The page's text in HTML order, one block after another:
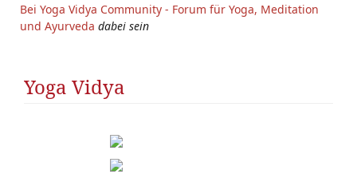
Bei Yoga Vidya Community - Forum für Yoga, Meditation
und Ayurveda dabei sein
Yoga Vidya